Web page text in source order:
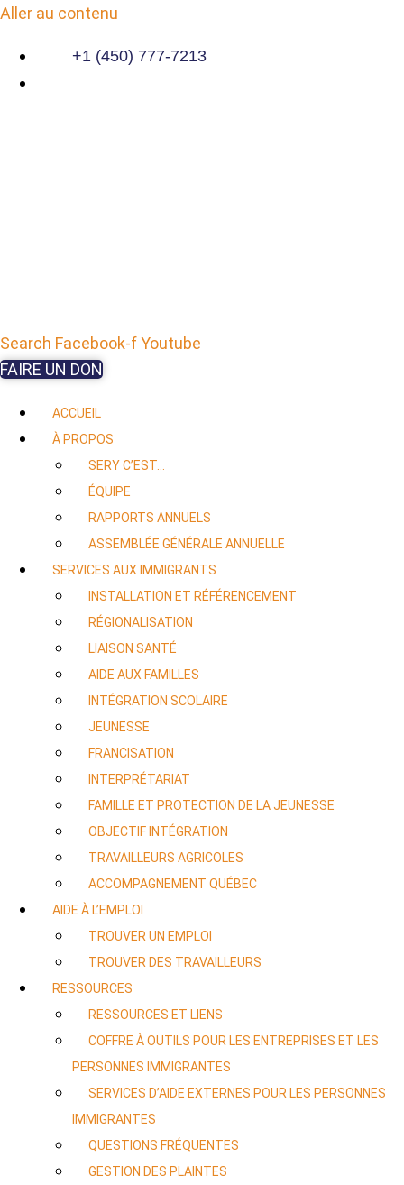
Aller au contenu
+1 (450) 777-7213
Search Facebook-fYoutube
FAIRE UN DON
ACCUEIL
À PROPOS
SERY C’EST…
ÉQUIPE
RAPPORTS ANNUELS
ASSEMBLÉE GÉNÉRALE ANNUELLE
SERVICES AUX IMMIGRANTS
INSTALLATION ET RÉFÉRENCEMENT
RÉGIONALISATION
LIAISON SANTÉ
AIDE AUX FAMILLES
INTÉGRATION SCOLAIRE
JEUNESSE
FRANCISATION
INTERPRÉTARIAT
FAMILLE ET PROTECTION DE LA JEUNESSE
OBJECTIF INTÉGRATION
TRAVAILLEURS AGRICOLES
ACCOMPAGNEMENT QUÉBEC
AIDE À L’EMPLOI
TROUVER UN EMPLOI
TROUVER DES TRAVAILLEURS
RESSOURCES
RESSOURCES ET LIENS
COFFRE À OUTILS POUR LES ENTREPRISES ET LES
PERSONNES IMMIGRANTES
SERVICES D’AIDE EXTERNES POUR LES PERSONNES
IMMIGRANTES
QUESTIONS FRÉQUENTES
GESTION DES PLAINTES